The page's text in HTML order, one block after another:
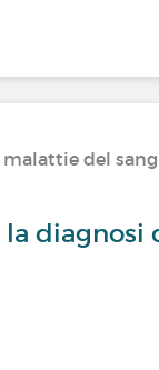
malattie del
diagnosi